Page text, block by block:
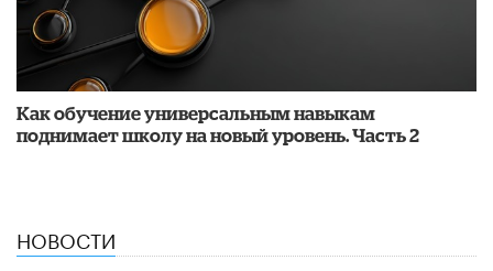
​Как обучение универсальным навыкам
поднимает школу на новый уровень. Часть 2
НОВОСТИ